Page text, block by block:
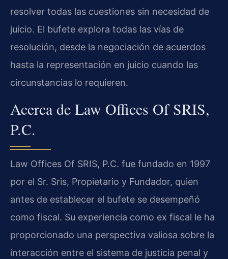
resolver todas las cuestiones sin necesidad de
juicio. El bufete explora todas las vías de
resolución, desde la negociación de acuerdos
hasta la representación en juicio cuando las
circunstancias lo requieren.
Acerca de Law Offices Of SRIS,
P.C.
Law Offices Of SRIS, P.C. fue fundado en 1997
por el Sr. Sris, Propietario y Fundador, quien
antes de establecer el bufete se desempeñó
como fiscal. Su experiencia como ex fiscal le ha
proporcionado una perspectiva valiosa sobre la
interacción entre el sistema de justicia penal y